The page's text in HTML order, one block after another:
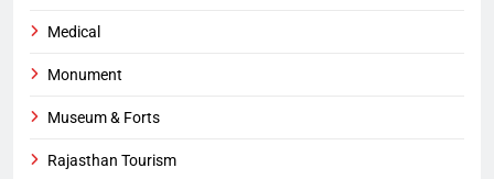
Medical
Monument
Museum & Forts
Rajasthan Tourism